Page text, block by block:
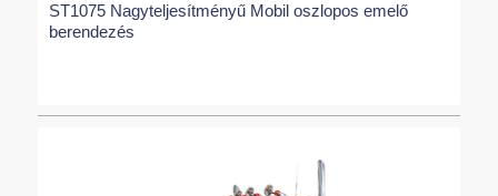
ST1075 Nagyteljesítményű Mobil oszlopos emelő
berendezés